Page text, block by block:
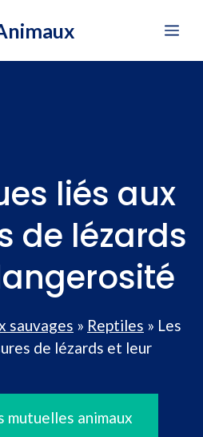
liés aux
de lézards
sauvages » Reptiles » Les
de lézards et leur
mutuelles animaux